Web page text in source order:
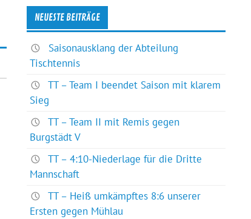
NEUESTE BEITRÄGE
Saisonausklang der Abteilung
Tischtennis
TT – Team I beendet Saison mit klarem
Sieg
TT – Team II mit Remis gegen
Burgstädt V
TT – 4:10-Niederlage für die Dritte
Mannschaft
TT – Heiß umkämpftes 8:6 unserer
Ersten gegen Mühlau